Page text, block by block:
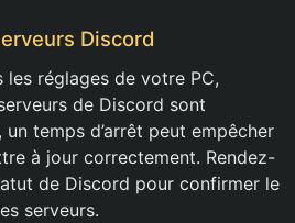
Discord
réglages de votre PC,
de Discord sont
temps d’arrêt peut empêcher
à jour correctement. Rendez-
de Discord pour confirmer le
serveurs.